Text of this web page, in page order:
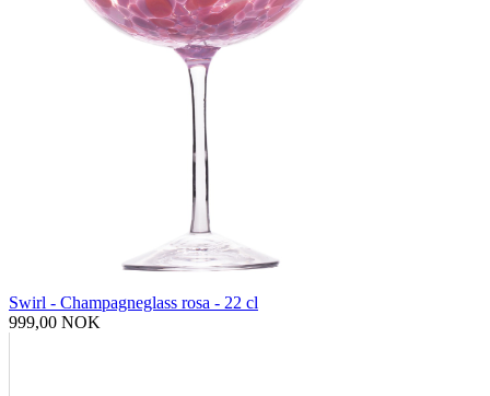
Swirl - Champagneglass rosa - 22 cl
999,00 NOK